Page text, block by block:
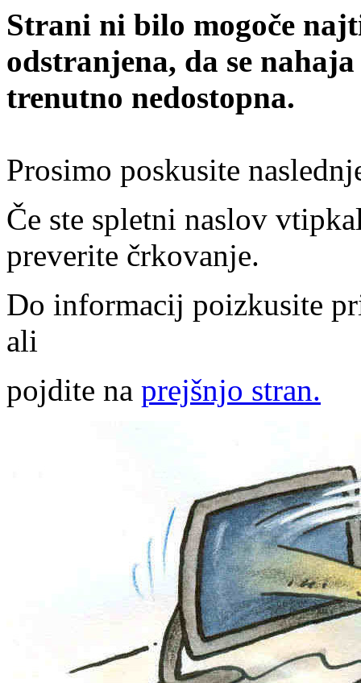
Strani ni bilo mogoče
odstranjena, da se
trenutno nedostopna.
Prosimo poskusite
Če ste spletni naslov
preverite črkovanje.
Do informacij poizkusite
ali
pojdite na prejšnjo stran.